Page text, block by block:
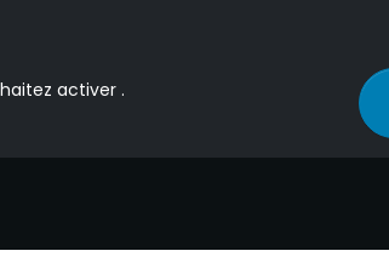
activer .